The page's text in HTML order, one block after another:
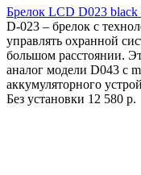
Брелок LCD D023
D-023 – брелок с
управлять охранной
большом расстоянии.
аналог модели D043 с
аккумуляторного
Без установки 12 580 р.